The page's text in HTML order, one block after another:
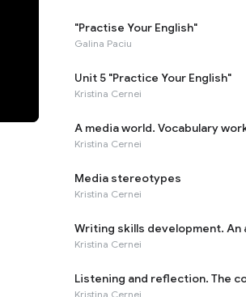
"Practise Your English"
Galina Paciu
Unit 5 "Practice Your English"
Kristina Cernei
A media world. Vocabulary
Kristina Cernei
Media stereotypes
Kristina Cernei
Writing skills development. An
Kristina Cernei
Listening and reflection. The
Kristina Cernei